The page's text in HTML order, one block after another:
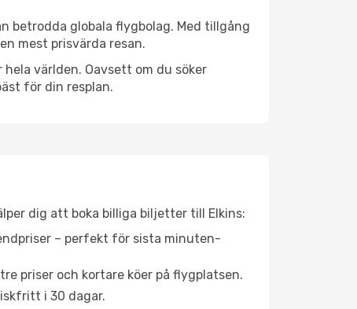
betrodda globala flygbolag. Med tillgång
mest prisvärda resan.
världen. Oavsett om du söker
för din resplan.
dig att boka billiga biljetter till Elkins:
– perfekt för sista minuten-
priser och kortare köer på flygplatsen.
i 30 dagar.